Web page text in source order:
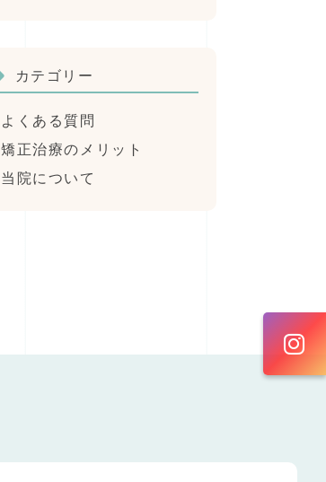
カテゴリー
よくある質問
矯正治療のメリット
当院について